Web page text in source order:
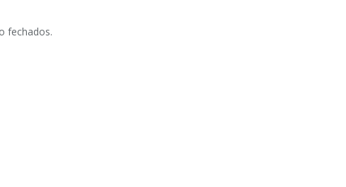
fechados.